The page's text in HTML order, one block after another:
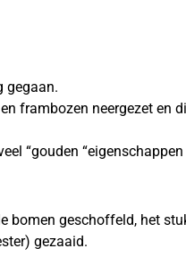
gegaan.
frambozen neergezet en
“gouden
bomen geschoffeld, het
gezaaid.